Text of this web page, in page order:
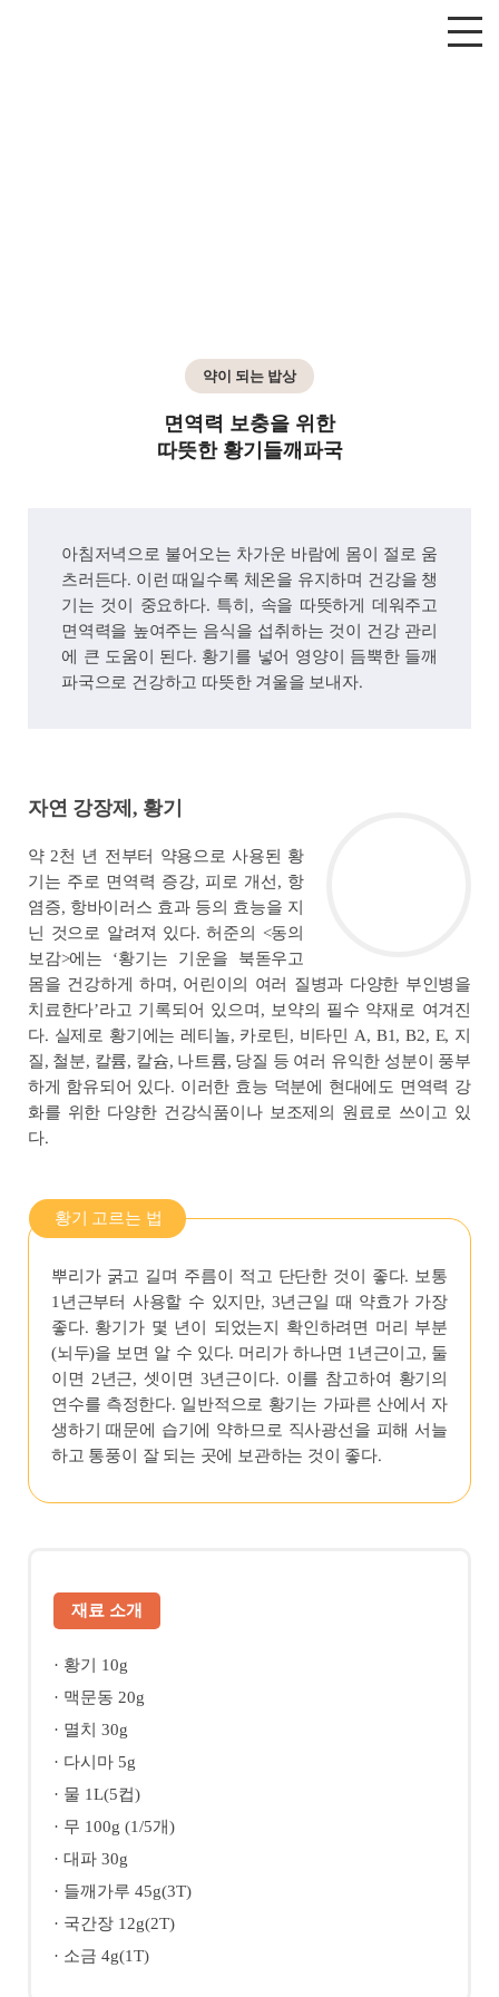
약이 되는 밥상
면역력 보충을 위한
따뜻한 황기들깨파국
아침저녁으로 불어오는 차가운 바람에 몸이 절로 움
츠러든다. 이런 때일수록 체온을 유지하며 건강을 챙
기는 것이 중요하다. 특히, 속을 따뜻하게 데워주고
면역력을 높여주는 음식을 섭취하는 것이 건강 관리
에 큰 도움이 된다. 황기를 넣어 영양이 듬뿍한 들깨
파국으로 건강하고 따뜻한 겨울을 보내자.
자연 강장제, 황기
약 2천 년 전부터 약용으로 사용된 황
기는 주로 면역력 증강, 피로 개선, 항
염증, 항바이러스 효과 등의 효능을 지
닌 것으로 알려져 있다. 허준의 <동의
보감>에는 ‘황기는 기운을 북돋우고
몸을 건강하게 하며, 어린이의 여러 질병과 다양한 부인병을
치료한다’라고 기록되어 있으며, 보약의 필수 약재로 여겨진
다. 실제로 황기에는 레티놀, 카로틴, 비타민 A, B1, B2, E, 지
질, 철분, 칼륨, 칼슘, 나트륨, 당질 등 여러 유익한 성분이 풍부
하게 함유되어 있다. 이러한 효능 덕분에 현대에도 면역력 강
화를 위한 다양한 건강식품이나 보조제의 원료로 쓰이고 있
다.
황기 고르는 법
뿌리가 굵고 길며 주름이 적고 단단한 것이 좋다. 보통
1년근부터 사용할 수 있지만, 3년근일 때 약효가 가장
좋다. 황기가 몇 년이 되었는지 확인하려면 머리 부분
(뇌두)을 보면 알 수 있다. 머리가 하나면 1년근이고, 둘
이면 2년근, 셋이면 3년근이다. 이를 참고하여 황기의
연수를 측정한다. 일반적으로 황기는 가파른 산에서 자
생하기 때문에 습기에 약하므로 직사광선을 피해 서늘
하고 통풍이 잘 되는 곳에 보관하는 것이 좋다.
재료 소개
· 황기 10g
· 맥문동 20g
· 멸치 30g
· 다시마 5g
· 물 1L(5컵)
· 무 100g (1/5개)
· 대파 30g
· 들깨가루 45g(3T)
· 국간장 12g(2T)
· 소금 4g(1T)